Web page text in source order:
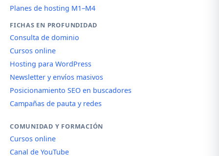
Planes de hosting M1–M4
FICHAS EN PROFUNDIDAD
Consulta de dominio
Cursos online
Hosting para WordPress
Newsletter y envíos masivos
Posicionamiento SEO en buscadores
Campañas de pauta y redes
COMUNIDAD Y FORMACIÓN
Cursos online
Canal de YouTube